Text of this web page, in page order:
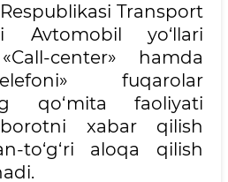
Respublikasi Transport
Avtomobil yo‘llari
center» hamda
fuqarolar
qo‘mita faoliyati
xabar qilish
to‘g‘ri aloqa qilish